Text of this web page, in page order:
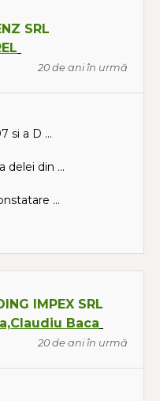
SRL
20 de ani în urmă
si a D ...
delei din ...
...
IMPEX SRL
Baca
20 de ani în urmă